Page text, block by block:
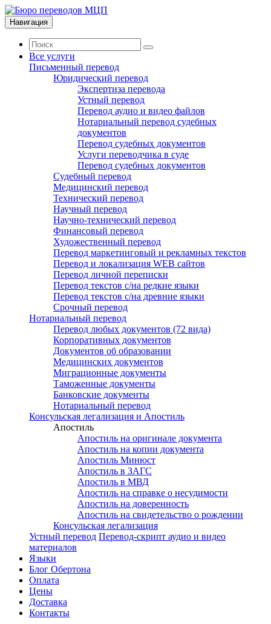
Навигация
Все услуги
Письменный перевод
Юридический перевод
Экспертиза перевода
Устный перевод
Перевод аудио и видео файлов
Нотариальный перевод судебных
документов
Перевод судебных документов
Услуги переводчика в суде
Перевод судебных документов
Судебный перевод
Медицинский перевод
Технический перевод
Научный перевод
Научно-технический перевод
Финансовый перевод
Художественный перевод
Перевод маркетинговый и рекламных текстов
Перевод и локализация WEB сайтов
Перевод личной переписки
Перевод текстов с/на редкие языки
Перевод текстов с/на древние языки
Срочный перевод
Нотариальный перевод
Перевод любых документов (72 вида)
Корпоративных документов
Документов об образовании
Медицинских документов
Миграционные документы
Таможенные документы
Банковские документы
Нотариальный перевод
Консульская легализация и Апостиль
Апостиль
Апостиль на оригинале документа
Апостиль на копии документа
Апостиль Минюст
Апостиль в ЗАГС
Апостиль в МВД
Апостиль на справке о несудимости
Апостиль на доверенность
Апостиль на свидетельство о рождении
Консульская легализация
Устный перевод Перевод-скрипт аудио и видео
материалов
Языки
Блог Обертона
Оплата
Цены
Доставка
Контакты